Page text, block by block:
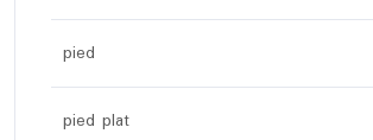
pied
pied plat